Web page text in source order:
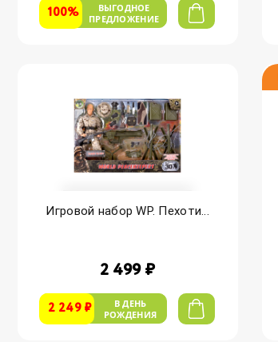
100%
ВЫГОДНОЕ
ПРЕДЛОЖЕНИЕ
Игровой набор WP. Пехоти...
2 499 ₽
2 249 ₽
В ДЕНЬ
РОЖДЕНИЯ